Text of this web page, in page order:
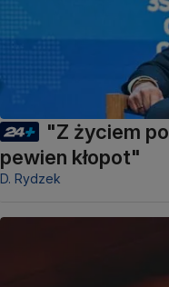
"Z życiem
pewien kłopot"
D. Rydzek